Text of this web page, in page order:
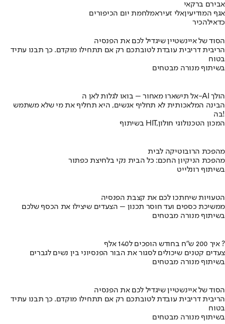
אבירם ברקאי
אגף המודיעיןאלי זעיראמלחמת יום הכיפורים
כדאילהכיר
הסוד של איינשטיין שיגדיל לכם את הפנסיה
הריבית דריבית עובדת לטובתכם רק אם תתחילו מוקדם. כך תבנו עתיד
בטוח
בשיתוף מנורה מבטחים
אל תישארו מאחור – בואו לגלות לאן ה-AI הולך
הבינה המלאכותית לא תחליף אנשים, היא תחליף את מי שלא משתמש
בה!
בשיתוף HIT,המכון הטכנולוגי חולון
מהפכת הרובוטיקה לבית
מהפכת הניקיון החכם: כל הבית נקי בלחיצת כפתור
בשיתוף רונלייט
הטעויות שיחתכו לכם את קצבת הפנסיה
ממשיכת כספים ועד חוסר תכנון – הצעדים שיצילו את הכסף שלכם
בשיתוף מנורה מבטחים
איך 200 ש"ח בחודש הופכים ל140 אלף ?
צעדים קטנים שיכולים לסגור את הבור הפנסיוני בין נשים לגברים
בשיתוף מנורה מבטחים
הסוד של איינשטיין שיגדיל לכם את הפנסיה
הריבית דריבית עובדת לטובתכם רק אם תתחילו מוקדם. כך תבנו עתיד
בטוח
בשיתוף מנורה מבטחים